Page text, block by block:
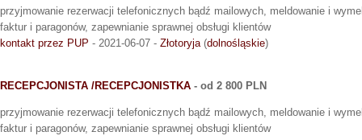
przyjmowanie rezerwacji telefonicznych bądź mailowych, meldowanie i
faktur i paragonów, zapewnianie sprawnej obsługi klientów
kontakt przez PUP - 2021-06-07 - Złotoryja(dolnośląskie)
RECEPCJONISTA /RECEPCJONISTKA - od 2 800 PLN
przyjmowanie rezerwacji telefonicznych bądź mailowych, meldowanie i
faktur i paragonów, zapewnianie sprawnej obsługi klientów